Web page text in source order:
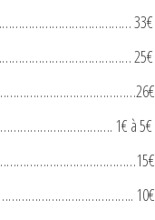
33€
25€
1€ à 5€
………………………………….. 10€